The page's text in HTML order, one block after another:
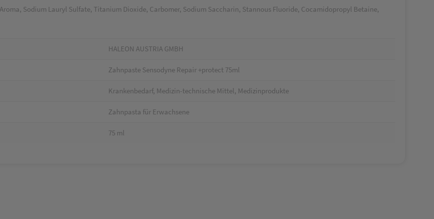
Sodium Lauryl Sulfate, Titanium Dioxide, Carbomer, Sodium Saccharin, Stannous Fluoride, Cocamidopropyl Betaine,
HALEON AUSTRIA GMBH
Zahnpaste Sensodyne Repair +protect 75ml
Krankenbedarf, Medizin-technische Mittel, Medizinprodukte
Zahnpasta für Erwachsene
75 ml